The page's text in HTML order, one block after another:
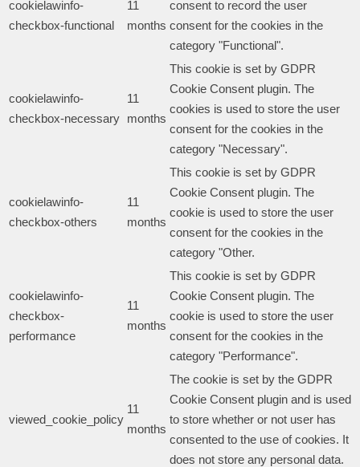
cookielawinfo-
checkbox-functional
11
months
consent to record the user
consent for the cookies in the
category "Functional".
cookielawinfo-
checkbox-necessary
11
months
This cookie is set by GDPR
Cookie Consent plugin. The
cookies is used to store the user
consent for the cookies in the
category "Necessary".
cookielawinfo-
checkbox-others
11
months
This cookie is set by GDPR
Cookie Consent plugin. The
cookie is used to store the user
consent for the cookies in the
category "Other.
cookielawinfo-
checkbox-
performance
11
months
This cookie is set by GDPR
Cookie Consent plugin. The
cookie is used to store the user
consent for the cookies in the
category "Performance".
viewed_cookie_policy
11
months
The cookie is set by the GDPR
Cookie Consent plugin and is used
to store whether or not user has
consented to the use of cookies. It
does not store any personal data.